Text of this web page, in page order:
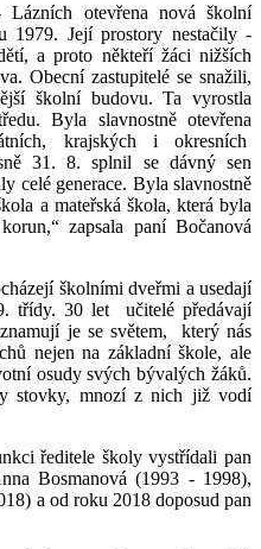
otevřena nová školní
1979. Její prostory nestačily -
a proto někteří žáci nižších
Obecní zastupitelé se snažili,
školní budovu. Ta vyrostla
Byla slavnostně otevřena
krajských i okresních
31. 8. splnil se dávný sen
celé generace. Byla slavnostně
a mateřská škola, která byla
zapsala paní Bočanová
školními dveřmi a usedají
třídy. 30 let učitelé předávají
je se světem, který nás
nejen na základní škole, ale
osudy svých bývalých žáků.
stovky, mnozí z nich již vodí
ředitele školy vystřídali pan
Bosmanová (1993 - 1998),
a od roku 2018 doposud pan